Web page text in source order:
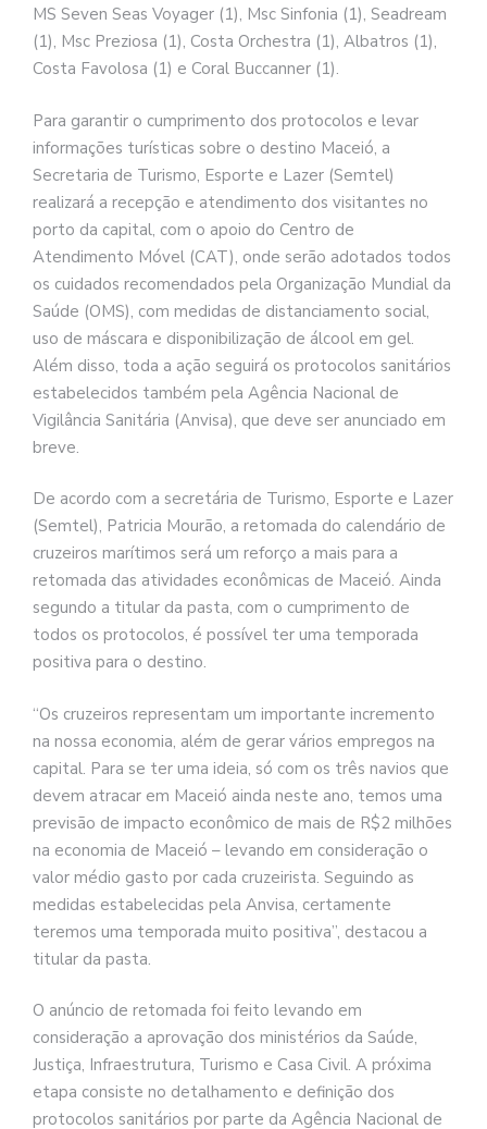
MS Seven Seas Voyager (1), Msc Sinfonia (1), Seadream
(1), Msc Preziosa (1), Costa Orchestra (1), Albatros (1),
Costa Favolosa (1) e Coral Buccanner (1).
Para garantir o cumprimento dos protocolos e levar
informações turísticas sobre o destino Maceió, a
Secretaria de Turismo, Esporte e Lazer (Semtel)
realizará a recepção e atendimento dos visitantes no
porto da capital, com o apoio do Centro de
Atendimento Móvel (CAT), onde serão adotados todos
os cuidados recomendados pela Organização Mundial da
Saúde (OMS), com medidas de distanciamento social,
uso de máscara e disponibilização de álcool em gel.
Além disso, toda a ação seguirá os protocolos sanitários
estabelecidos também pela Agência Nacional de
Vigilância Sanitária (Anvisa), que deve ser anunciado em
breve.
De acordo com a secretária de Turismo, Esporte e Lazer
(Semtel), Patricia Mourão, a retomada do calendário de
cruzeiros marítimos será um reforço a mais para a
retomada das atividades econômicas de Maceió. Ainda
segundo a titular da pasta, com o cumprimento de
todos os protocolos, é possível ter uma temporada
positiva para o destino.
“Os cruzeiros representam um importante incremento
na nossa economia, além de gerar vários empregos na
capital. Para se ter uma ideia, só com os três navios que
devem atracar em Maceió ainda neste ano, temos uma
previsão de impacto econômico de mais de R$2 milhões
na economia de Maceió – levando em consideração o
valor médio gasto por cada cruzeirista. Seguindo as
medidas estabelecidas pela Anvisa, certamente
teremos uma temporada muito positiva”, destacou a
titular da pasta.
O anúncio de retomada foi feito levando em
consideração a aprovação dos ministérios da Saúde,
Justiça, Infraestrutura, Turismo e Casa Civil. A próxima
etapa consiste no detalhamento e definição dos
protocolos sanitários por parte da Agência Nacional de